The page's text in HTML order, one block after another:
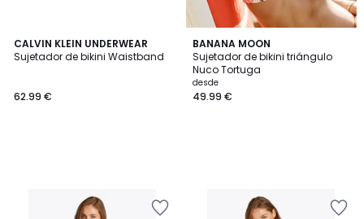
CALVIN KLEIN UNDERWEAR
Sujetador de bikini Waistband
62.99 €
BANANA MOON
Sujetador de bikini triángulo
Nuco Tortuga
desde
49.99 €